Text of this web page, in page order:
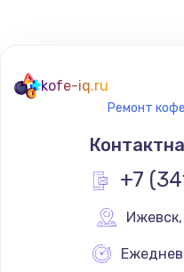
kofe-iq.ru
Ремонт
+7
Ижевск,